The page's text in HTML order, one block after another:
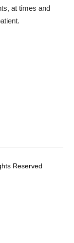
at times and
Reserved